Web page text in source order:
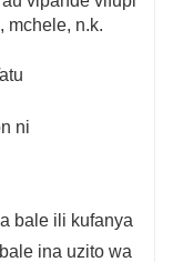
mchele, n.k.
ni
bale ili kufanya
ina uzito wa